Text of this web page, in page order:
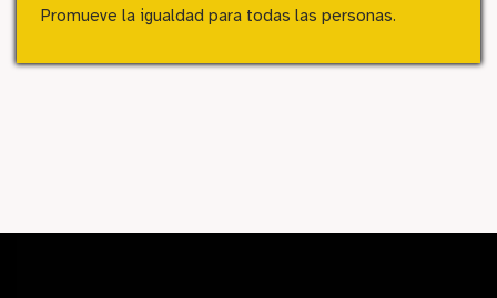
Promueve la igualdad para todas las personas.